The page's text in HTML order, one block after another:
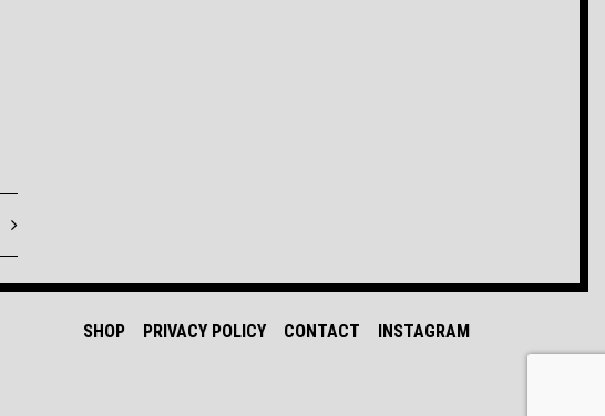
SHOP PRIVACY POLICY CONTACT INSTAGRAM